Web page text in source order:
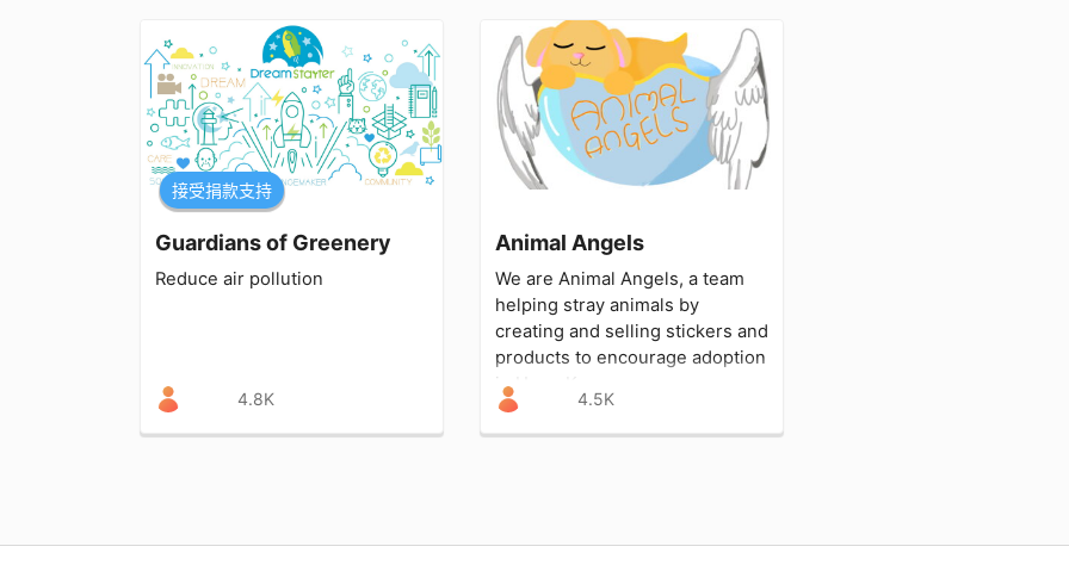
接受捐款支持
Guardians of Greenery
Reduce air pollution
4.8K
Animal Angels
We are Animal Angels, a team
helping stray animals by
creating and selling stickers and
products to encourage adoption
in Hong Kong.
4.5K